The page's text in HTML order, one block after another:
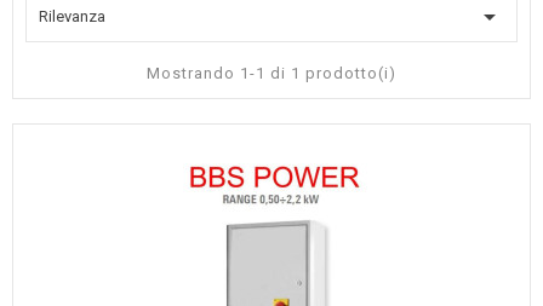
Rilevanza 
Mostrando 1-1 di 1 prodotto(i)